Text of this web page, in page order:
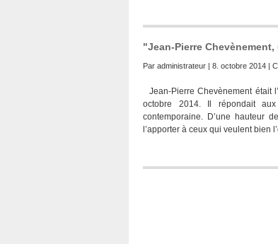
"Jean-Pierre
Par administrateur | 8. octobre 2014 |
Jean-Pierre Chevènement était
octobre 2014. Il répondait
contemporaine. D’une hauteur
l’apporter à ceux qui veulent bien